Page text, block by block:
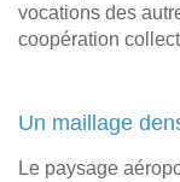
vocations des
coopération
Un maillage
Le paysage